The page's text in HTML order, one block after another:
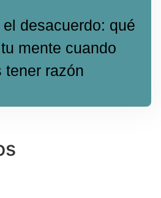
desacuerdo: qué
mente cuando
tener razón